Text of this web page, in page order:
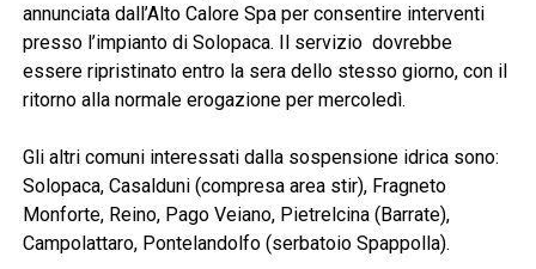
annunciata dall’Alto Calore Spa per consentire interventi
presso l’impianto di Solopaca. Il servizio dovrebbe
essere ripristinato entro la sera dello stesso giorno, con il
ritorno alla normale erogazione per mercoledì.
Gli altri comuni interessati dalla sospensione idrica sono:
Solopaca, Casalduni (compresa area stir), Fragneto
Monforte, Reino, Pago Veiano, Pietrelcina (Barrate),
Campolattaro, Pontelandolfo (serbatoio Spappolla).